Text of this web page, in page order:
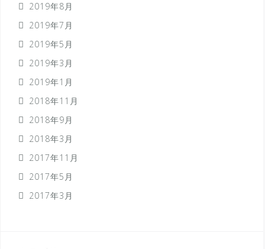
2019年8月
2019年7月
2019年5月
2019年3月
2019年1月
2018年11月
2018年9月
2018年3月
2017年11月
2017年5月
2017年3月